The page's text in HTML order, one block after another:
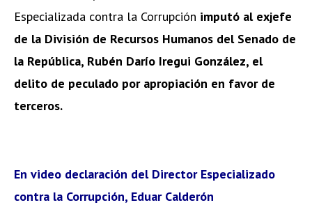
Especializada contra la Corrupción imputó al exjefe
de la División de Recursos Humanos del Senado de
la República, Rubén Darío Iregui González, el
delito de peculado por apropiación en favor de
terceros.
En video declaración del Director Especializado
contra la Corrupción, Eduar Calderón